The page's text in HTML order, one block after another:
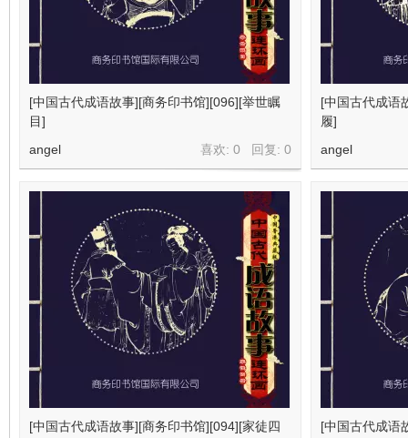
[中国古代成语故事][商务印书馆][096][举世瞩
目]
喜欢: 0 回复: 0
angel
[中国古代成语
履]
angel
[中国古代成语故事][商务印书馆][094][家徒四
[中国古代成语